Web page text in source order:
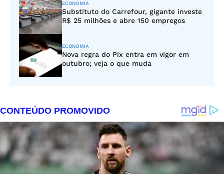
ECONOMIA
Substituto do Carrefour, gigante investe
R$ 25 milhões e abre 150 empregos
ECONOMIA
Nova regra do Pix entra em vigor em
outubro; veja o que muda